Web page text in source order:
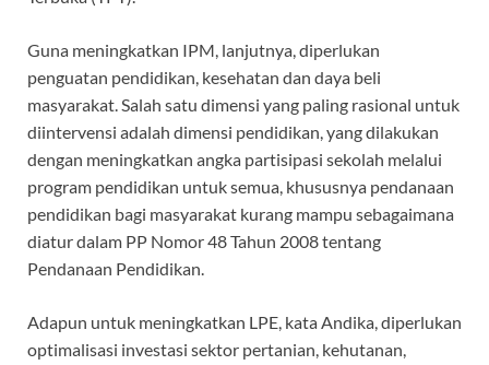
Guna meningkatkan IPM, lanjutnya, diperlukan
penguatan pendidikan, kesehatan dan daya beli
masyarakat. Salah satu dimensi yang paling rasional untuk
diintervensi adalah dimensi pendidikan, yang dilakukan
dengan meningkatkan angka partisipasi sekolah melalui
program pendidikan untuk semua, khususnya pendanaan
pendidikan bagi masyarakat kurang mampu sebagaimana
diatur dalam PP Nomor 48 Tahun 2008 tentang
Pendanaan Pendidikan.
Adapun untuk meningkatkan LPE, kata Andika, diperlukan
optimalisasi investasi sektor pertanian, kehutanan,